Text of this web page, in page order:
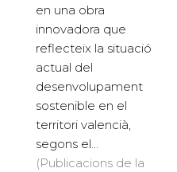
en una obra
innovadora que
reflecteix la situació
actual del
desenvolupament
sostenible en el
territori valencià,
segons el...
(Publicacions de la